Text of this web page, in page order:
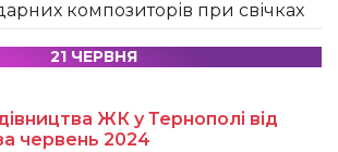
композиторів при свічках
21 ЧЕРВНЯ
ЖК у Тернополі від
червень 2024